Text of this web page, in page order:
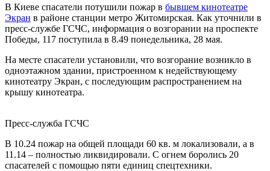
В Киеве спасатели потушили пожар в бывшем кинотеатре
Экран в районе станции метро Житомирская. Как уточнили в
пресс-службе ГСЧС, информация о возгорании на проспекте
Победы, 117 поступила в 8.49 понедельника, 28 мая.
На месте спасатели установили, что возгорание возникло в
одноэтажном здании, пристроенном к недействующему
кинотеатру Экран, с последующим распространением на
крышу кинотеатра.
Пресс-служба ГСЧС
В 10.24 пожар на общей площади 60 кв. м локализовали, а в
11.14 – полностью ликвидировали. С огнем боролись 20
спасателей с помощью пяти единиц спецтехники.